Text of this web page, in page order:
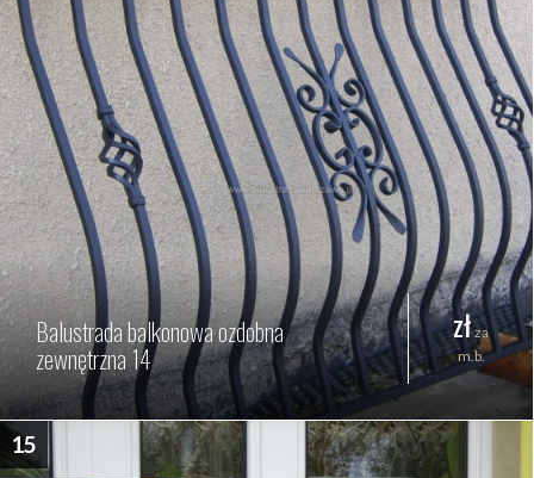
Balustrada balkonowa ozdobna
zewnętrzna 14
zł za
m.b.
15